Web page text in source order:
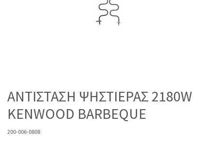
ΑΝΤΙΣΤΑΣΗ ΨΗΣΤΙΕΡΑΣ 2180W
KENWOOD BARBEQUE
200-006-0808